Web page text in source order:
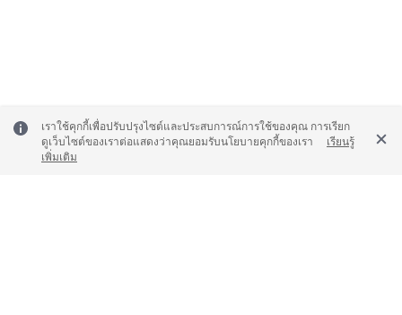
เราใช้คุกกี้เพื่อปรับปรุงไซต์และประสบการณ์การใช้ของคุณ การเรียก
ดูเว็บไซต์ของเราต่อแสดงว่าคุณยอมรับนโยบายคุกกี้ของเรา
เรียนรู้
เพิ่มเติม